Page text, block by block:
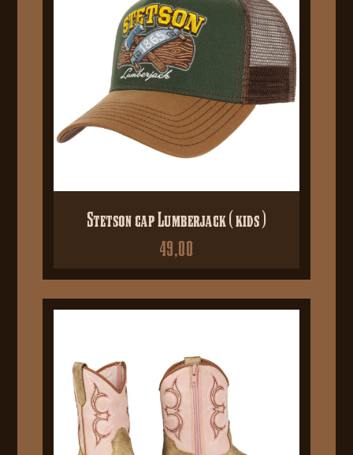
Stetson cap Lumberjack ( kids )
49,00